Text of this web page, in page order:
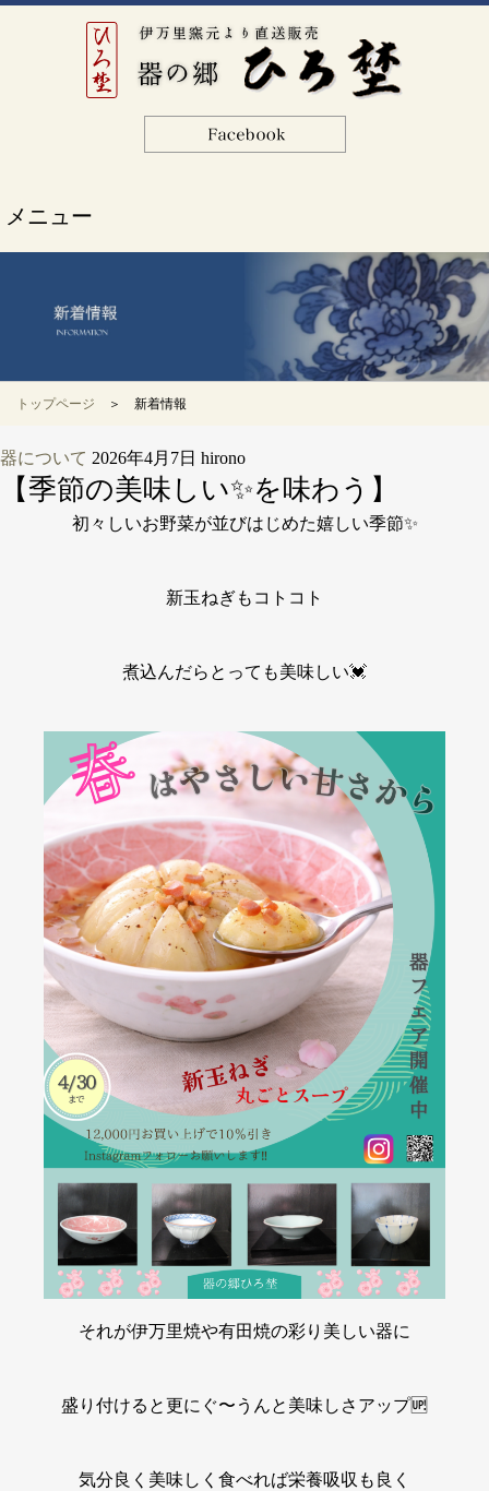
メニュー
トップページ ＞ 新着情報
器について 2026年4月7日 hirono
【季節の美味しい✨を味わう】
初々しいお野菜が並びはじめた嬉しい季節✨
新玉ねぎもコトコト
煮込んだらとっても美味しい💓
それが伊万里焼や有田焼の彩り美しい器に
盛り付けると更にぐ〜うんと美味しさアップ🆙
気分良く美味しく食べれば栄養吸収も良く